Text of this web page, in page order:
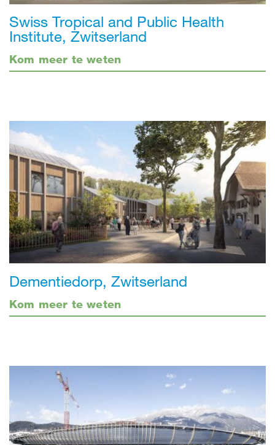
Swiss Tropical and Public Health
Institute, Zwitserland
Kom meer te weten
Dementiedorp, Zwitserland
Kom meer te weten